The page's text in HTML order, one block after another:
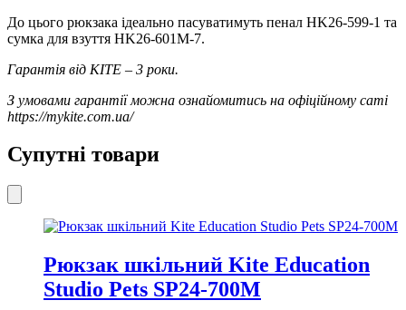
До цього рюкзака ідеально пасуватимуть пенал HK26-599-1 та
сумка для взуття HK26-601M-7.
Гарантія від KITE – 3 роки.
З умовами гарантії можна ознайомитись на офіційному саті
https://mykite.com.ua/
Супутні товари
Рюкзак шкільний Kite Education
Studio Pets SP24-700M